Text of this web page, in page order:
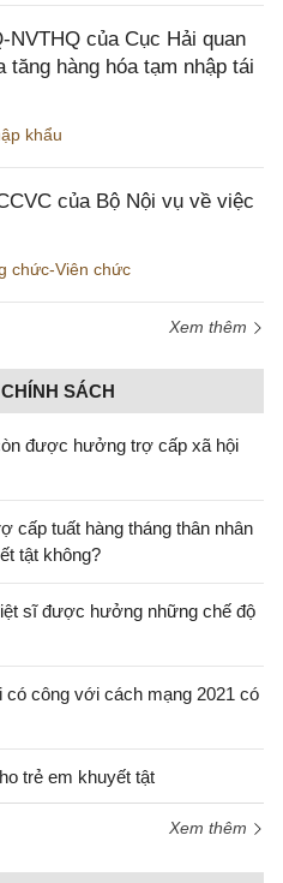
NVTHQ của Cục Hải quan
hàng hóa tạm nhập tái
khẩu
của Bộ Nội vụ về việc
chức-Viên chức
Xem thêm
SÁCH
được hưởng trợ cấp xã hội
cấp tuất hàng tháng thân nhân
tật không?
sĩ được hưởng những chế độ
công với cách mạng 2021 có
trẻ em khuyết tật
Xem thêm